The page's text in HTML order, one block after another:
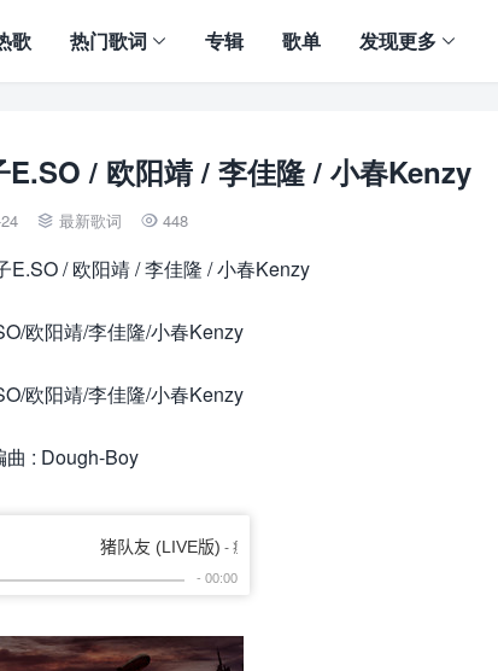
歌 热门歌词 专辑 歌单 发现更多
/ 欧阳靖 / 李佳隆 / 小春Kenzy
 最新歌词  448
E.SO / 欧阳靖 / 李佳隆 / 小春Kenzy
欧阳靖/李佳隆/小春Kenzy
欧阳靖/李佳隆/小春Kenzy
曲 : Dough-Boy